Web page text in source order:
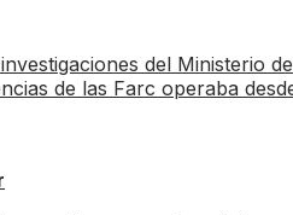
del Ministerio
de las Farc operaba